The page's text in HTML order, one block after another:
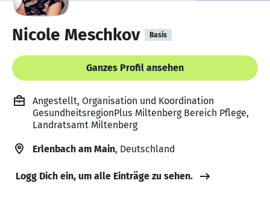
Nicole Meschkov Basis
Ganzes Profil ansehen
Angestellt, Organisation und Koordination
GesundheitsregionPlus Miltenberg Bereich Pflege,
Landratsamt Miltenberg
Erlenbach am Main, Deutschland
Logg Dich ein, um alle Einträge zu sehen.